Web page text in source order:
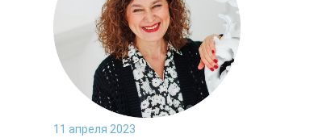
11 апреля 2023